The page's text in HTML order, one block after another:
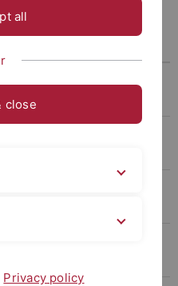
all
close
Privacy policy